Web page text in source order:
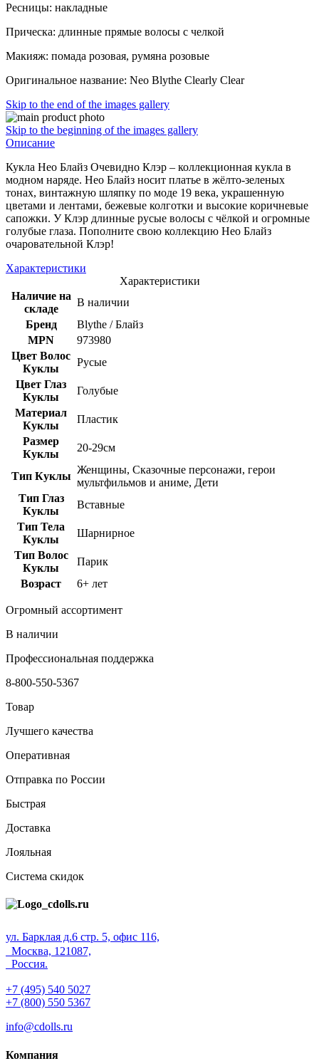
Ресницы: накладные
Прическа: длинные прямые волосы с челкой
Макияж: помада розовая, румяна розовые
Оригинальное название: Neo Blythe Clearly Clear
Skip to the end of the images gallery
Skip to the beginning of the images gallery
Описание
Кукла Нео Блайз Очевидно Клэр – коллекционная кукла в
модном наряде. Нео Блайз носит платье в жёлто-зеленых
тонах, винтажную шляпку по моде 19 века, украшенную
цветами и лентами, бежевые колготки и высокие коричневые
сапожки. У Клэр длинные русые волосы с чёлкой и огромные
голубые глаза. Пополните свою коллекцию Нео Блайз
очаровательной Клэр!
Характеристики
Характеристики
Наличие на
складе
В наличии
Бренд
Blythe / Блайз
MPN
973980
Цвет Волос
Куклы
Русые
Цвет Глаз
Куклы
Голубые
Материал
Куклы
Пластик
Размер
Куклы
20-29см
Тип Куклы
Женщины, Сказочные персонажи, герои
мультфильмов и аниме, Дети
Тип Глаз
Куклы
Вставные
Тип Тела
Куклы
Шарнирное
Тип Волос
Куклы
Парик
Возраст
6+ лет
Огромный ассортимент
В наличии
Профессиональная поддержка
8-800-550-5367
Товар
Лучшего качества
Оперативная
Отправка по России
Быстрая
Доставка
Лояльная
Система скидок
ул. Барклая д.6 стр. 5, офис 116,
Москва, 121087,
Россия.
+7 (495) 540 5027
+7 (800) 550 5367
info@cdolls.ru
Компания